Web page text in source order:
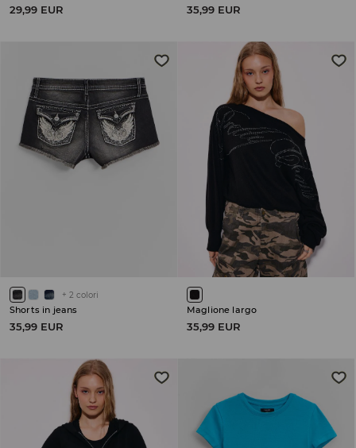
29,99 EUR 35,99 EUR
+ 2 colori
Shorts in jeans
35,99 EUR
Maglione largo
35,99 EUR